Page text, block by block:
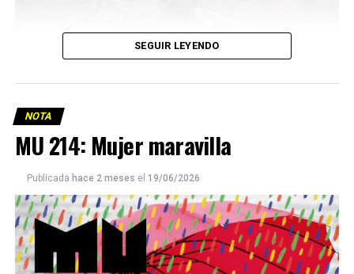
Este número 215 de MU ☝️viene con doble tapa, que
podría ser una frase:
Sin chamuyo, a remarla.
SEGUIR LEYENDO
NOTA
MU 214: Mujer maravilla
Publicada hace 2 meses el 19/06/2026